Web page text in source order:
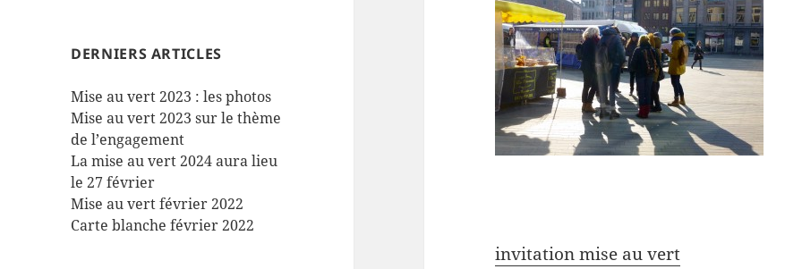
DERNIERS ARTICLES
Mise au vert 2023 : les photos
Mise au vert 2023 sur le thème
de l’engagement
La mise au vert 2024 aura lieu
le 27 février
Mise au vert février 2022
Carte blanche février 2022
invitation mise au vert